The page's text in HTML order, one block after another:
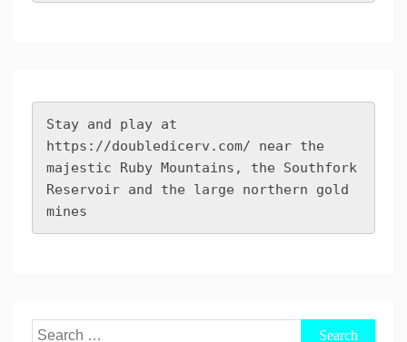
https://doubledicerv.com/ near the
majestic Ruby Mountains, the Southfork
Reservoir and the large northern gold
mines
Search